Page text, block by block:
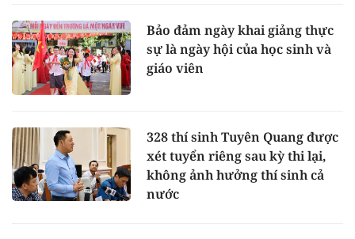
Bảo đảm ngày khai giảng thực
sự là ngày hội của học sinh và
giáo viên
328 thí sinh Tuyên Quang được
xét tuyển riêng sau kỳ thi lại,
không ảnh hưởng thí sinh cả
nước